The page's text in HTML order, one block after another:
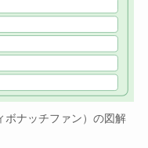
ボナッチファン）の図解